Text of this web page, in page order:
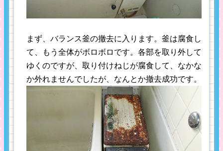
まず、バランス釜の撤去に入ります。釜は腐食し
て、もう全体がボロボロです。各部を取り外して
ゆくのですが、取り付けねじが腐食して、なかな
か外れませんでしたが、なんとか撤去成功です。